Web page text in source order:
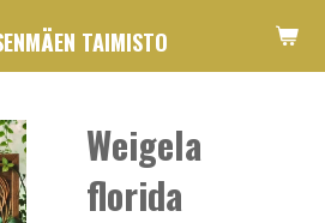
TAIMISTO
Weigela
florida